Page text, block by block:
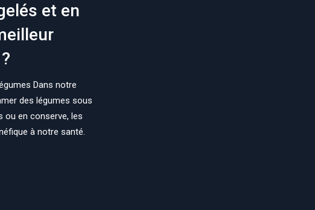
et en
Dans notre
des légumes sous
ou en conserve, les
à notre santé.